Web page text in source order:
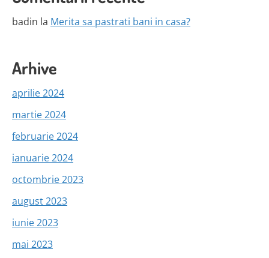
badin la Merita sa pastrati bani in casa?
Arhive
aprilie 2024
martie 2024
februarie 2024
ianuarie 2024
octombrie 2023
august 2023
iunie 2023
mai 2023